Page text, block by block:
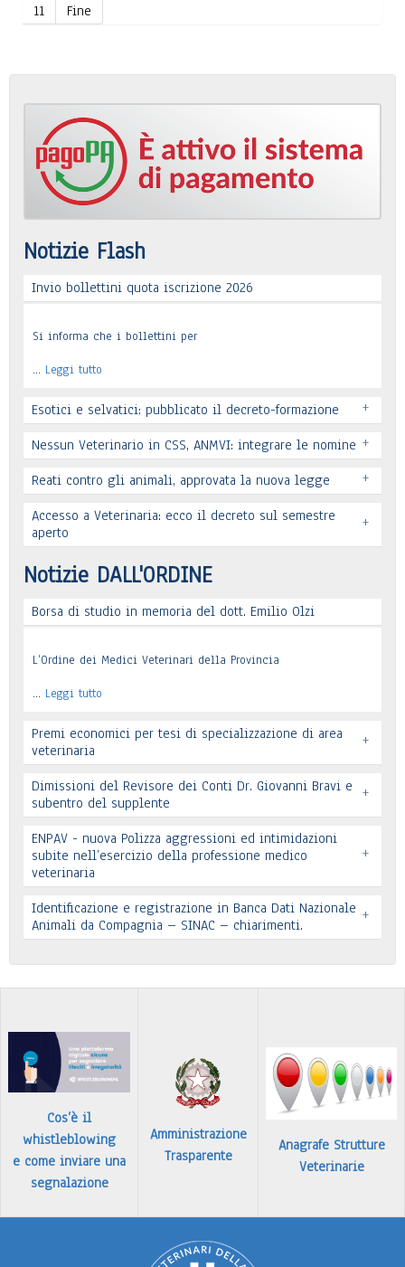
11
Fine
Notizie Flash
Invio bollettini quota iscrizione 2026
Si informa che i bollettini per
… Leggi tutto
Esotici e selvatici: pubblicato il decreto-formazione +
Leggi tutto
Nessun Veterinario in CSS, ANMVI: integrare le nomine +
Leggi tutto
Reati contro gli animali, approvata la nuova legge +
Leggi tutto
Accesso a Veterinaria: ecco il decreto sul semestre
aperto
+
Leggi tutto
Notizie DALL'ORDINE
Borsa di studio in memoria del dott. Emilio Olzi
L’Ordine dei Medici Veterinari della Provincia
… Leggi tutto
Premi economici per tesi di specializzazione di area
veterinaria
+
Leggi tutto
Dimissioni del Revisore dei Conti Dr. Giovanni Bravi e
subentro del supplente
+
Leggi tutto
ENPAV - nuova Polizza aggressioni ed intimidazioni
subite nell’esercizio della professione medico
veterinaria
+
In allegato si pubblica lettera pervenuta
Identificazione e registrazione in Banca Dati Nazionale
Animali da Compagnia – SINAC – chiarimenti.
+
Cos’è il
whistleblowing
e come inviare una
segnalazione
Amministrazione
Trasparente
Anagrafe Strutture
Veterinarie